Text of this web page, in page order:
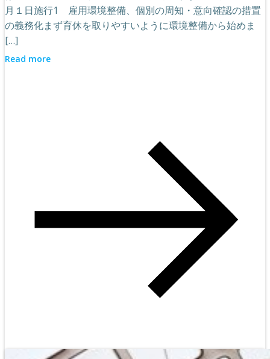
月１日施行1 雇用環境整備、個別の周知・意向確認の措置
の義務化まず育休を取りやすいように環境整備から始めま
[…]
Read more